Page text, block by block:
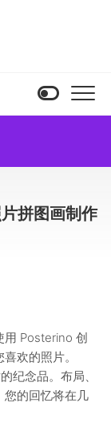
拼图画制作
用 Posterino 创
欢的照片。
纪念品。布局、
您的回忆将在几